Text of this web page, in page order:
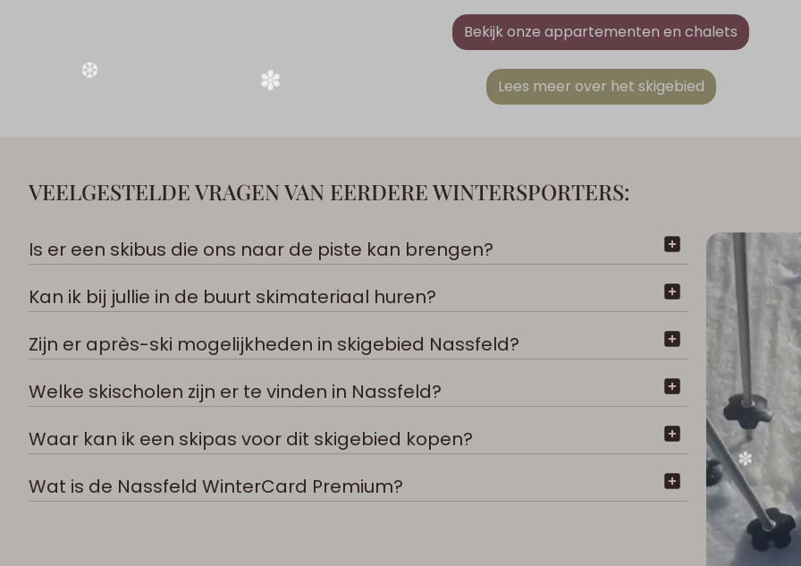
Bekijk onze appartementen en chalets
Lees meer over het skigebied
VEELGESTELDE VRAGEN VAN EERDERE WINTERSPORTERS:
Is er een skibus die ons naar de piste kan brengen?
Kan ik bij jullie in de buurt skimateriaal huren?
Zijn er après-ski mogelijkheden in skigebied Nassfeld?
Welke skischolen zijn er te vinden in Nassfeld?
Waar kan ik een skipas voor dit skigebied kopen?
Wat is de Nassfeld WinterCard Premium?